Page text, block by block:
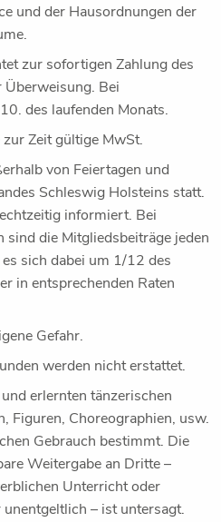
und der Hausordnungen der
zur sofortigen Zahlung des
Bei
des laufenden Monats.
Zeit gültige MwSt.
von Feiertagen und
Schleswig Holsteins statt.
informiert. Bei
sind die Mitgliedsbeiträge jeden
sich dabei um 1/12 des
in entsprechenden Raten
Gefahr.
werden nicht erstattet.
erlernten tänzerischen
Figuren, Choreographien, usw.
Gebrauch bestimmt. Die
Weitergabe an Dritte –
Unterricht oder
– ist untersagt.